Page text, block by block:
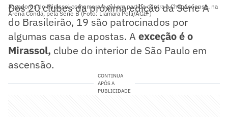
Jogadores do Mirassol comemoram gol em partida contra a Chapecoense, na
Arena Condá, pela Série B (Foto: Liamara Polli/AGIF)
Dos 20 clubes da próxima edição da Série A
do Brasileirão, 19 são patrocinados por
algumas casa de apostas. Aexceção é o
Mirassol, clube do interior de São Paulo em
ascensão.
CONTINUA
APÓS A
PUBLICIDADE